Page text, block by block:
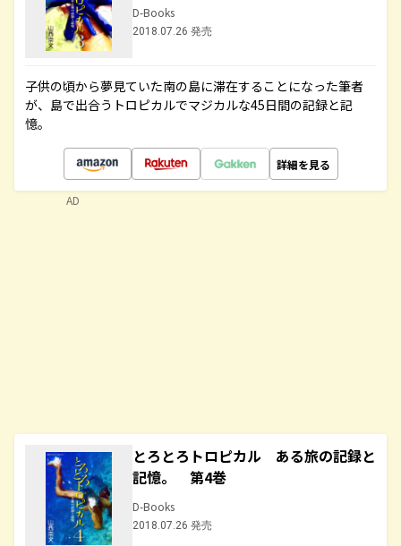
D-Books
2018.07.26 発売
子供の頃から夢見ていた南の島に滞在することになった筆者
が、島で出合うトロピカルでマジカルな45日間の記録と記
憶。
詳細を見る
とろとろトロピカル ある旅の記録と
記憶。 第4巻
D-Books
2018.07.26 発売
AD